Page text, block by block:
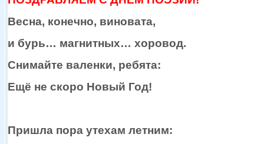
Весна, конечно, виновата,
и бурь… магнитных… хоровод.
Снимайте валенки, ребята:
Ещё не скоро Новый Год!
Пришла пора утехам летним: